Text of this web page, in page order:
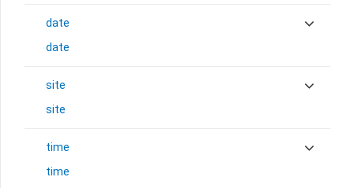
date
date
site
site
time
time